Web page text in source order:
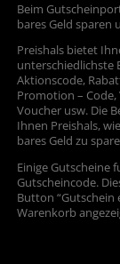
Beim
bares Geld sparen
Preishals bietet
unterschiedlichste
Aktionscode,
Promotion –
Voucher usw. Die
Ihnen Preishals,
bares Geld zu
Einige Gutscheine
Gutscheincode.
Button “Gutschein
Warenkorb